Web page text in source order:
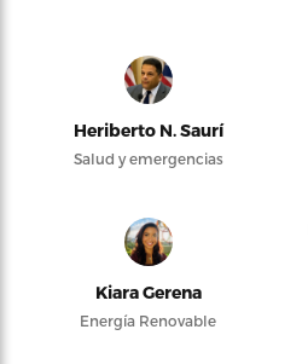
Heriberto N. Saurí
Salud y emergencias
Kiara Gerena
Energía Renovable